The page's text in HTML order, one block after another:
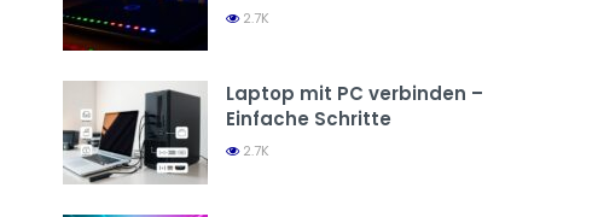
2.7K
Laptop mit PC verbinden –
Einfache Schritte
2.7K